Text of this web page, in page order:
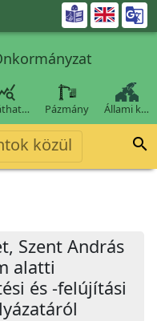

Pázmány Állami k…
közül 
Szent András
alatti
és -felújítási